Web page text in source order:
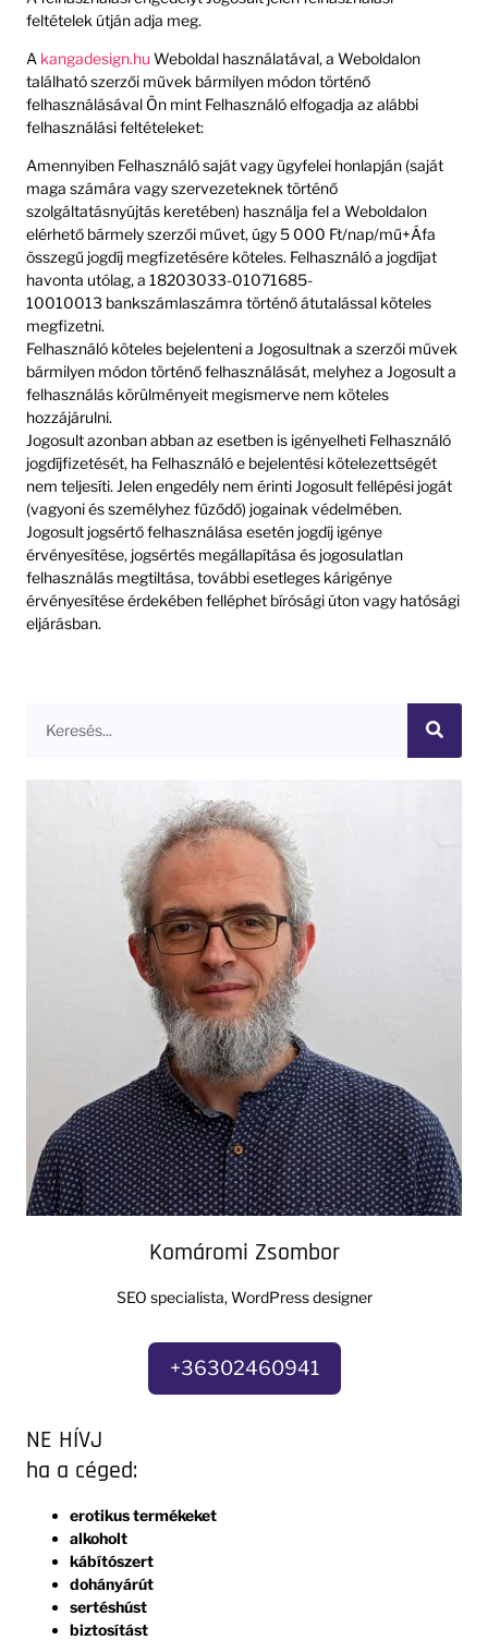
feltételek útján adja meg.
A kangadesign.hu Weboldal használatával, a Weboldalon
található szerzői művek bármilyen módon történő
felhasználásával Ön mint Felhasználó elfogadja az alábbi
felhasználási feltételeket:
Amennyiben Felhasználó saját vagy ügyfelei honlapján (saját
maga számára vagy szervezeteknek történő
szolgáltatásnyújtás keretében) használja fel a Weboldalon
elérhető bármely szerzői művet, úgy 5 000 Ft/nap/mű+Áfa
összegű jogdíj megfizetésére köteles. Felhasználó a jogdíjat
havonta utólag, a 18203033-01071685-
10010013 bankszámlaszámra történő átutalással köteles
megfizetni.
Felhasználó köteles bejelenteni a Jogosultnak a szerzői művek
bármilyen módon történő felhasználását, melyhez a Jogosult a
felhasználás körülményeit megismerve nem köteles
hozzájárulni.
Jogosult azonban abban az esetben is igényelheti Felhasználó
jogdíjfizetését, ha Felhasználó e bejelentési kötelezettségét
nem teljesíti. Jelen engedély nem érinti Jogosult fellépési jogát
(vagyoni és személyhez fűződő) jogainak védelmében.
Jogosult jogsértő felhasználása esetén jogdíj igénye
érvényesítése, jogsértés megállapítása és jogosulatlan
felhasználás megtiltása, további esetleges kárigénye
érvényesítése érdekében felléphet bírósági úton vagy hatósági
eljárásban.
Komáromi Zsombor
SEO specialista, WordPress designer
+36302460941
NE HÍVJ
ha a céged:
erotikus termékeket
alkoholt
kábítószert
dohányárút
sertéshúst
biztosítást